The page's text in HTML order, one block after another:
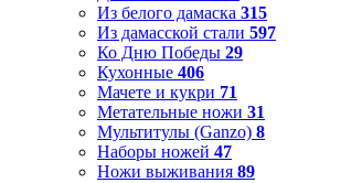
Из белого дамаска 315
Из дамасской стали 597
Ко Дню Победы 29
Кухонные 406
Мачете и кукри 71
Метательные ножи 31
Мультитулы (Ganzo) 8
Наборы ножей 47
Ножи выживания 89